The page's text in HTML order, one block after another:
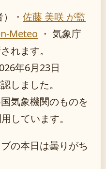
・ 佐藤 美咲 が監
Meteo ・ 気象庁
れます。
年6月23日
しました。
気象機関のものを
しています。
の本日は曇りがち